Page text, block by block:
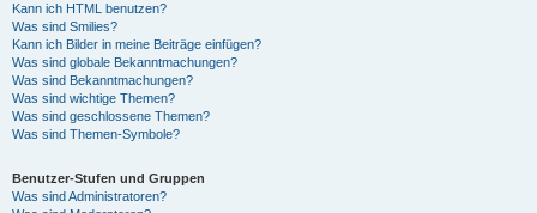
Kann ich HTML benutzen?
Was sind Smilies?
Kann ich Bilder in meine Beiträge einfügen?
Was sind globale Bekanntmachungen?
Was sind Bekanntmachungen?
Was sind wichtige Themen?
Was sind geschlossene Themen?
Was sind Themen-Symbole?
Benutzer-Stufen und Gruppen
Was sind Administratoren?